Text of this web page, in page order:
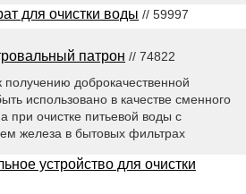
для очистки воды // 59997
патрон // 74822
получению доброкачественной
использовано в качестве сменного
при очистке питьевой воды с
железа в бытовых фильтрах
устройство для очистки